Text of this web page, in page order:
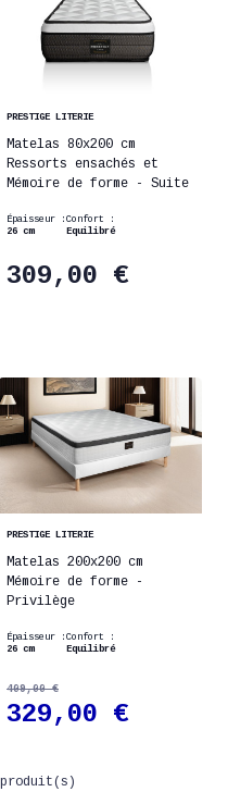
PRESTIGE LITERIE
Matelas 80x200 cm
Ressorts ensachés et
Mémoire de forme - Suite
Épaisseur :
26 cm
Confort :
Equilibré
309,00 €
PRESTIGE LITERIE
Matelas 200x200 cm
Mémoire de forme -
Privilège
Épaisseur :
26 cm
Confort :
Equilibré
409,00 €
329,00 €